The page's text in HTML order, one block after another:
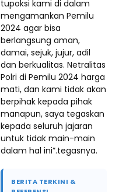
tupoksi kami di dalam
mengamankan Pemilu
2024 agar bisa
berlangsung aman,
damai, sejuk, jujur, adil
dan berkualitas. Netralitas
Polri di Pemilu 2024 harga
mati, dan kami tidak akan
berpihak kepada pihak
manapun, saya tegaskan
kepada seluruh jajaran
untuk tidak main-main
dalam hal ini”.tegasnya.
BERITA TERKINI &